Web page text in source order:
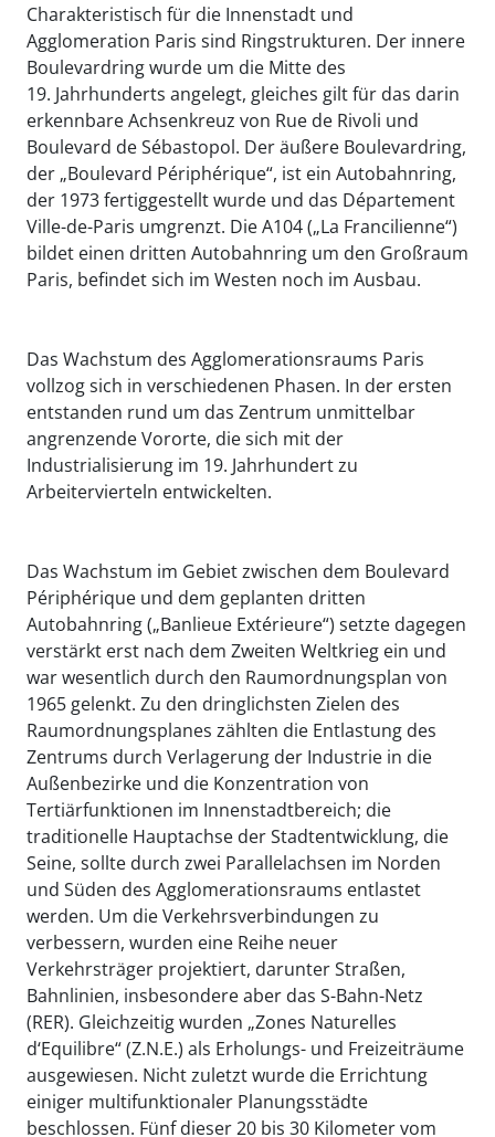
Charakteristisch für die Innenstadt und
Agglomeration Paris sind Ringstrukturen. Der innere
Boulevardring wurde um die Mitte des
19. Jahrhunderts angelegt, gleiches gilt für das darin
erkennbare Achsenkreuz von Rue de Rivoli und
Boulevard de Sébastopol. Der äußere Boulevardring,
der „Boulevard Périphérique“, ist ein Autobahnring,
der 1973 fertiggestellt wurde und das Département
Ville-de-Paris umgrenzt. Die A104 („La Francilienne“)
bildet einen dritten Autobahnring um den Großraum
Paris, befindet sich im Westen noch im Ausbau.
Das Wachstum des Agglomerationsraums Paris
vollzog sich in verschiedenen Phasen. In der ersten
entstanden rund um das Zentrum unmittelbar
angrenzende Vororte, die sich mit der
Industrialisierung im 19. Jahrhundert zu
Arbeitervierteln entwickelten.
Das Wachstum im Gebiet zwischen dem Boulevard
Périphérique und dem geplanten dritten
Autobahnring („Banlieue Extérieure“) setzte dagegen
verstärkt erst nach dem Zweiten Weltkrieg ein und
war wesentlich durch den Raumordnungsplan von
1965 gelenkt. Zu den dringlichsten Zielen des
Raumordnungsplanes zählten die Entlastung des
Zentrums durch Verlagerung der Industrie in die
Außenbezirke und die Konzentration von
Tertiärfunktionen im Innenstadtbereich; die
traditionelle Hauptachse der Stadtentwicklung, die
Seine, sollte durch zwei Parallelachsen im Norden
und Süden des Agglomerationsraums entlastet
werden. Um die Verkehrsverbindungen zu
verbessern, wurden eine Reihe neuer
Verkehrsträger projektiert, darunter Straßen,
Bahnlinien, insbesondere aber das S-Bahn-Netz
(RER). Gleichzeitig wurden „Zones Naturelles
d‘Equilibre“ (Z.N.E.) als Erholungs- und Freizeiträume
ausgewiesen. Nicht zuletzt wurde die Errichtung
einiger multifunktionaler Planungsstädte
beschlossen. Fünf dieser 20 bis 30 Kilometer vom